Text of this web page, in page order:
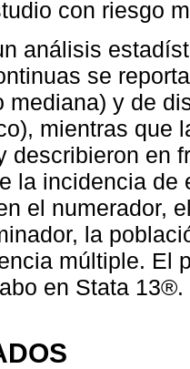
con riesgo
análisis
se
mediana) y de
mientras que
describieron en
la incidencia de
el numerador,
la
múltiple. El
en Stata 13®.